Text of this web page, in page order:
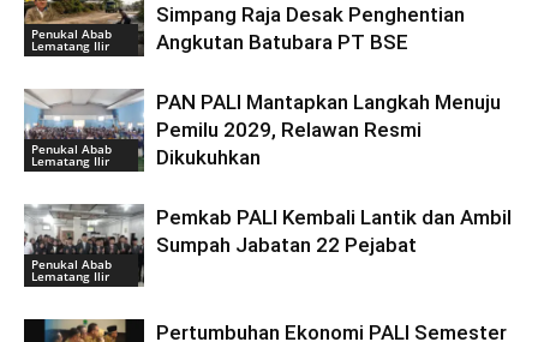
Penukal Abab
Lematang Ilir
Simpang Raja Desak Penghentian
Angkutan Batubara PT BSE
Penukal Abab
Lematang Ilir
PAN PALI Mantapkan Langkah Menuju
Pemilu 2029, Relawan Resmi
Dikukuhkan
Penukal Abab
Lematang Ilir
Pemkab PALI Kembali Lantik dan Ambil
Sumpah Jabatan 22 Pejabat
Pertumbuhan Ekonomi PALI Semester